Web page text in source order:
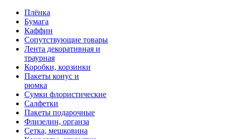
Плёнка
Бумага
Каффин
Сопутствующие товары
Лента декоративная и
траурная
Коробки, корзинки
Пакеты конус и
рюмка
Сумки флористические
Салфетки
Пакеты подарочные
Флизелин, органза
Сетка, мешковина